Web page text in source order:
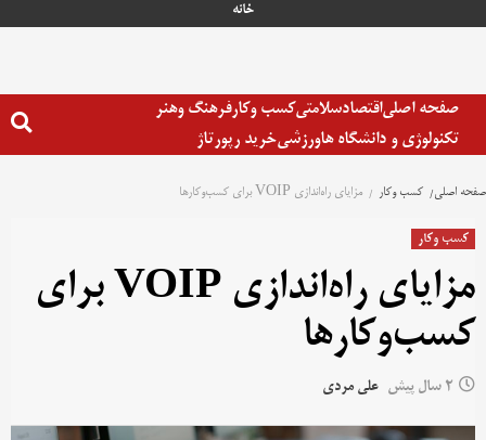
خانه
صفحه اصلیاقتصادسلامتیکسب وکارفرهنگ وهنر
تکنولوژی و دانشگاه هاورزشیخرید رپورتاژ
صفحه اصلی کسب وکار مزایای راه‌اندازی VOIP برای کسب‌وکارها
کسب وکار
مزایای راه‌اندازی VOIP برای
کسب‌وکارها
2 سال پیش علی مردی